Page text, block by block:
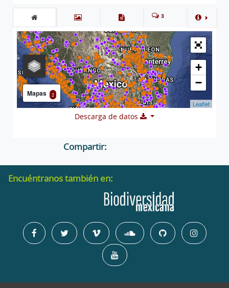
3
+
−
Mapas 2
Leaflet
Descarga de datos
Compartir:
Encuéntranos también en: